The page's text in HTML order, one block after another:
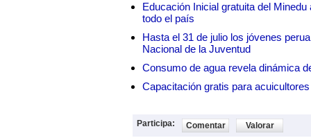
Educación Inicial gratuita del
todo el país
Hasta el 31 de julio los jóvenes
Nacional de la Juventud
Consumo de agua revela dinámica
Capacitación gratis para
Participa: Comentar Valorar